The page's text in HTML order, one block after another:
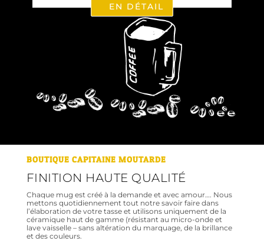
EN DÉTAIL
BOUTIQUE CAPITAINE MOUTARDE
FINITION HAUTE QUALITÉ
Chaque mug est créé à la demande et avec amour…. Nous
mettons quotidiennement tout notre savoir faire dans
l’élaboration de votre tasse et utilisons uniquement de la
céramique haut de gamme (résistant au micro-onde et
lave vaisselle – sans altération du marquage, de la brillance
et des couleurs.